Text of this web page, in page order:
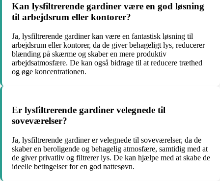
Kan lysfiltrerende gardiner være en god løsning
til arbejdsrum eller kontorer?
Ja, lysfiltrerende gardiner kan være en fantastisk løsning til
arbejdsrum eller kontorer, da de giver behageligt lys, reducerer
blænding på skærme og skaber en mere produktiv
arbejdsatmosfære. De kan også bidrage til at reducere træthed
og øge koncentrationen.
Er lysfiltrerende gardiner velegnede til
soveværelser?
Ja, lysfiltrerende gardiner er velegnede til soveværelser, da de
skaber en beroligende og behagelig atmosfære, samtidig med at
de giver privatliv og filtrerer lys. De kan hjælpe med at skabe de
ideelle betingelser for en god nattesøvn.